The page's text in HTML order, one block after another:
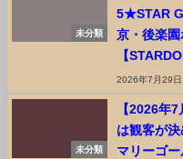
未分類
5★STAR
京・後楽
【
2026年7月29日
未分類
【2026年
は観客が
マリーゴ